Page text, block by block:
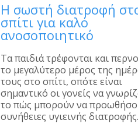
Η σωστή διατροφή
σπίτι για καλό
ανοσοποιητικό
Τα παιδιά τρέφονται και
το μεγαλύτερο μέρος της
τους στο σπίτι, οπότε είναι
σημαντικό οι γονείς να
το πώς μπορούν να
συνήθειες υγιεινής διατροφής.